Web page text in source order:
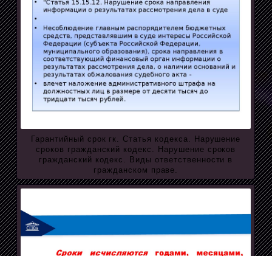
Гарантийный срок гк. Статья кодекса. Нарушение
сроков гражданский кодекс. Нарушение сроков
гражданский кодекс. Виды ответственности в
гражданском праве.